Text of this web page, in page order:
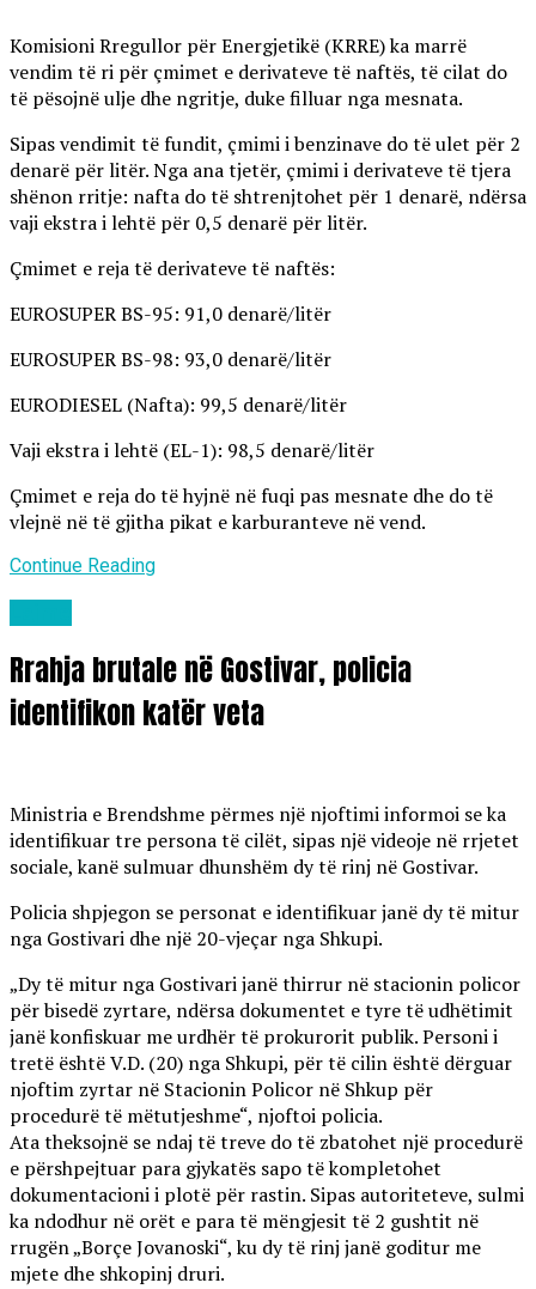
Komisioni Rregullor për Energjetikë (KRRE) ka marrë
vendim të ri për çmimet e derivateve të naftës, të cilat do
të pësojnë ulje dhe ngritje, duke filluar nga mesnata.
Sipas vendimit të fundit, çmimi i benzinave do të ulet për 2
denarë për litër. Nga ana tjetër, çmimi i derivateve të tjera
shënon rritje: nafta do të shtrenjtohet për 1 denarë, ndërsa
vaji ekstra i lehtë për 0,5 denarë për litër.
Çmimet e reja të derivateve të naftës:
EUROSUPER BS-95: 91,0 denarë/litër
EUROSUPER BS-98: 93,0 denarë/litër
EURODIESEL (Nafta): 99,5 denarë/litër
Vaji ekstra i lehtë (EL-1): 98,5 denarë/litër
Çmimet e reja do të hyjnë në fuqi pas mesnate dhe do të
vlejnë në të gjitha pikat e karburanteve në vend.
Continue Reading
Rrahja brutale në Gostivar, policia
identifikon katër veta
Ministria e Brendshme përmes një njoftimi informoi se ka
identifikuar tre persona të cilët, sipas një videoje në rrjetet
sociale, kanë sulmuar dhunshëm dy të rinj në Gostivar.
Policia shpjegon se personat e identifikuar janë dy të mitur
nga Gostivari dhe një 20-vjeçar nga Shkupi.
„Dy të mitur nga Gostivari janë thirrur në stacionin policor
për bisedë zyrtare, ndërsa dokumentet e tyre të udhëtimit
janë konfiskuar me urdhër të prokurorit publik. Personi i
tretë është V.D. (20) nga Shkupi, për të cilin është dërguar
njoftim zyrtar në Stacionin Policor në Shkup për
procedurë të mëtutjeshme“, njoftoi policia.
Ata theksojnë se ndaj të treve do të zbatohet një procedurë
e përshpejtuar para gjykatës sapo të kompletohet
dokumentacioni i plotë për rastin. Sipas autoriteteve, sulmi
ka ndodhur në orët e para të mëngjesit të 2 gushtit në
rrugën „Borçe Jovanoski“, ku dy të rinj janë goditur me
mjete dhe shkopinj druri.